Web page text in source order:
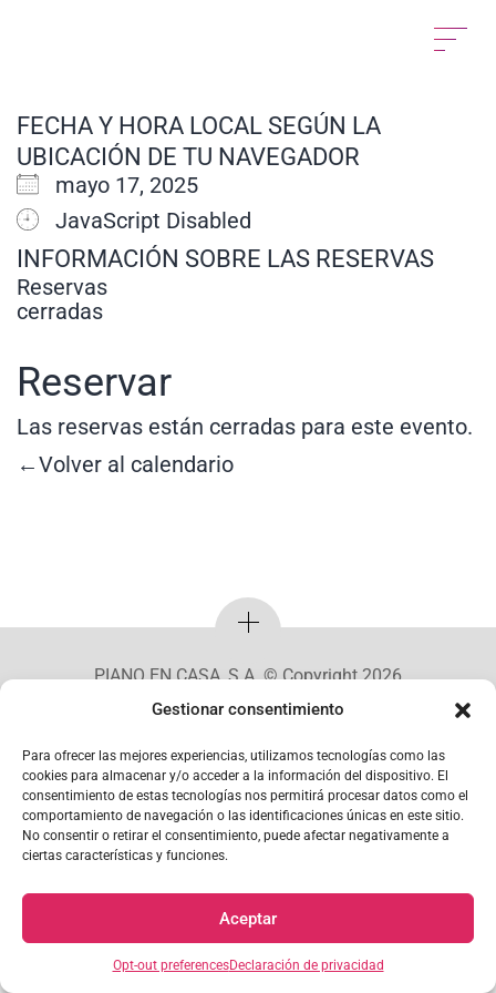
Gestionar consentimiento
Para ofrecer las mejores experiencias, utilizamos tecnologías como las
cookies para almacenar y/o acceder a la información del dispositivo. El
consentimiento de estas tecnologías nos permitirá procesar datos como el
comportamiento de navegación o las identificaciones únicas en este sitio.
No consentir o retirar el consentimiento, puede afectar negativamente a
ciertas características y funciones.
Aceptar
Opt-out preferencesDeclaración de privacidad
FECHA Y HORA LOCAL SEGÚN LA
UBICACIÓN DE TU NAVEGADOR
mayo 17, 2025
JavaScript Disabled
INFORMACIÓN SOBRE LAS RESERVAS
Reservas
cerradas
Reservar
Las reservas están cerradas para este evento.
←Volver al calendario
PIANO EN CASA, S.A. © Copyright 2026